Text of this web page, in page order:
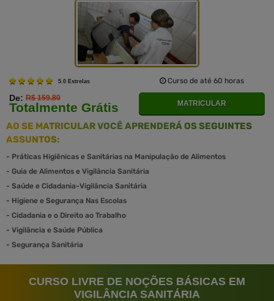
5.0 Estrelas Curso de até 60 horas
De: R$ 159.80
Totalmente Grátis MATRICULAR
AO SE MATRICULAR VOCÊ APRENDERÁ OS SEGUINTES
ASSUNTOS:
- Práticas Higiênicas e Sanitárias na Manipulação de Alimentos
- Guia de Alimentos e Vigilância Sanitária
- Saúde e Cidadania-Vigilância Sanitária
- Higiene e Segurança Nas Escolas
- Cidadania e o Direito ao Trabalho
- Vigilância e Saúde Pública
- Segurança Sanitária
CURSO LIVRE DE NOÇÕES BÁSICAS EM
VIGILÂNCIA SANITÁRIA